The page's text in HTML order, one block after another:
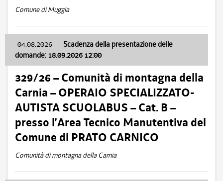
Comune di Muggia
04.08.2026 - Scadenza della presentazione delle
domande: 18.09.2026 12:00
329/26 – Comunità di montagna della
Carnia – OPERAIO SPECIALIZZATO-
AUTISTA SCUOLABUS – Cat. B –
presso l’Area Tecnico Manutentiva del
Comune di PRATO CARNICO
Comunità di montagna della Carnia